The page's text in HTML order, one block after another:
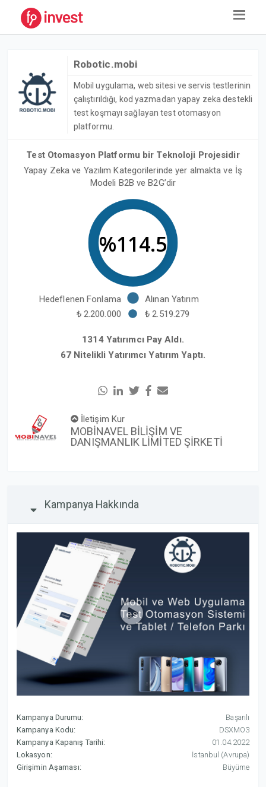
Robotic.mobi
Mobil uygulama, web sitesi ve servis testlerinin
çalıştırıldığı, kod yazmadan yapay zeka destekli
test koşmayı sağlayan test otomasyon
platformu.
Test Otomasyon Platformu bir Teknoloji Projesidir
Yapay Zeka ve Yazılım Kategorilerinde yer almakta ve İş
Modeli B2B ve B2G’dir
%114.5
Hedeflenen Fonlama
Alınan Yatırım
₺ 2.200.000
₺ 2.519.279
1314 Yatırımcı Pay Aldı.
67 Nitelikli Yatırımcı Yatırım Yaptı.
İletişim Kur
MOBİNAVEL BİLİŞİM VE
DANIŞMANLIK LİMİTED ŞİRKETİ
Kampanya Hakkında
Kampanya Durumu:
Başarılı
Kampanya Kodu:
DSXMO3
Kampanya Kapanış Tarihi:
01.04.2022
Lokasyon:
İstanbul (Avrupa)
Girişimin Aşaması:
Büyüme